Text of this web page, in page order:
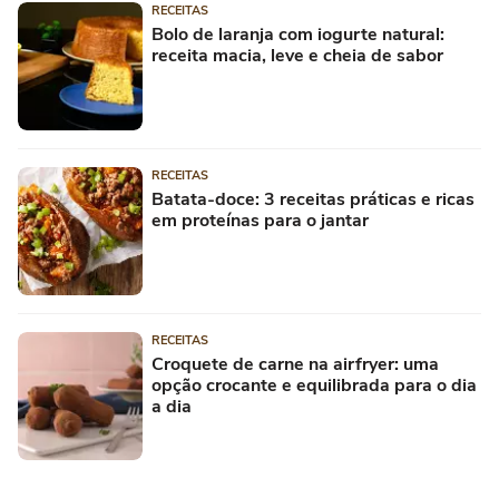
RECEITAS
Bolo de laranja com iogurte natural:
receita macia, leve e cheia de sabor
RECEITAS
Batata-doce: 3 receitas práticas e ricas
em proteínas para o jantar
RECEITAS
Croquete de carne na airfryer: uma
opção crocante e equilibrada para o dia
a dia